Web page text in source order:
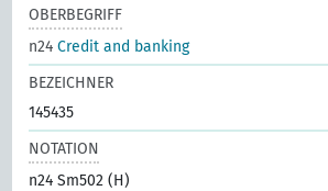
OBERBEGRIFF
n24Credit and banking
BEZEICHNER
145435
NOTATION
n24 Sm502 (H)